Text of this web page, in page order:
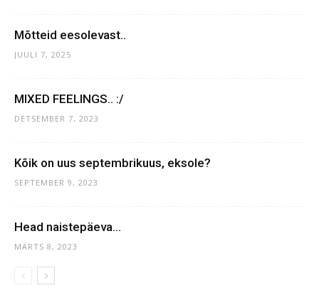
Mõtteid eesolevast..
JUULI 7, 2025
MIXED FEELINGS.. :/
DETSEMBER 7, 2023
Kõik on uus septembrikuus, eksole?
SEPTEMBER 9, 2023
Head naistepäeva…
MÄRTS 8, 2023